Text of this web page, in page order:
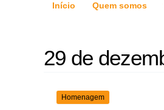
Início Quem somos
29 de
Homenagem